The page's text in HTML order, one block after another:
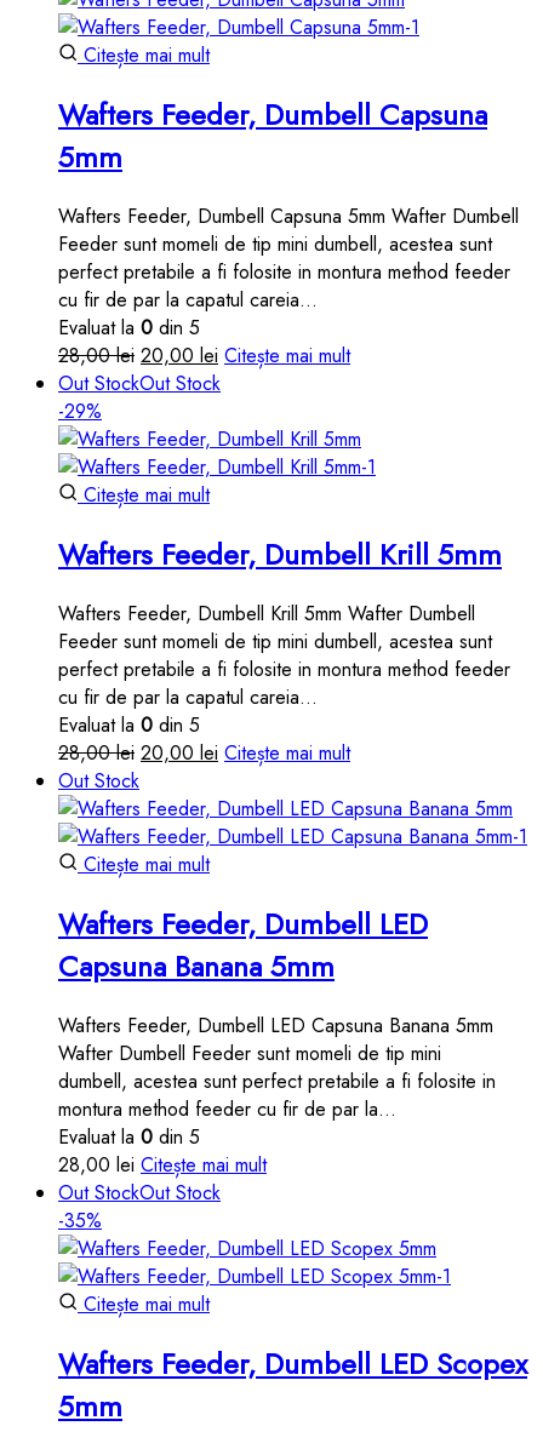
28,00 lei.
Citește mai mult
Wafters Feeder, Dumbell Capsuna
5mm
Wafters Feeder, Dumbell Capsuna 5mm Wafter Dumbell
Feeder sunt momeli de tip mini dumbell, acestea sunt
perfect pretabile a fi folosite in montura method feeder
cu fir de par la capatul careia…
Evaluat la 0 din 5
28,00lei Prețul
inițial
fost:
28,00 lei.
20,00 lei Prețul
curent
20,00 lei.
Citește mai mult
Out StockOut Stock
-29%
Citește mai mult
Wafters Feeder, Dumbell Krill 5mm
Wafters Feeder, Dumbell Krill 5mm Wafter Dumbell
Feeder sunt momeli de tip mini dumbell, acestea sunt
perfect pretabile a fi folosite in montura method feeder
cu fir de par la capatul careia…
Evaluat la 0 din 5
28,00lei Prețul
a
fost:
28,00 lei.
20,00 lei Prețul
este:
20,00 lei.
Citește mai mult
Out Stock
Citește mai mult
Wafters Feeder, Dumbell LED
Capsuna Banana 5mm
Wafters Feeder, Dumbell LED Capsuna Banana 5mm
Wafter Dumbell Feeder sunt momeli de tip mini
dumbell, acestea sunt perfect pretabile a fi folosite in
montura method feeder cu fir de par la…
Evaluat la 0 din 5
28,00 lei Citește mai mult
Out StockOut Stock
-35%
Citește mai mult
Wafters Feeder, Dumbell LED Scopex
5mm